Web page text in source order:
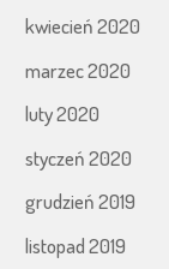
kwiecień 2020
marzec 2020
luty 2020
styczeń 2020
grudzień 2019
listopad 2019